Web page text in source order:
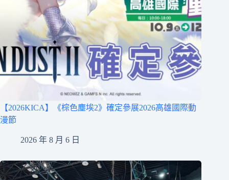
【2026KICA】《棕色塵埃2》確定參展2026高雄國際動
漫節
2026 年 8 月 6 日